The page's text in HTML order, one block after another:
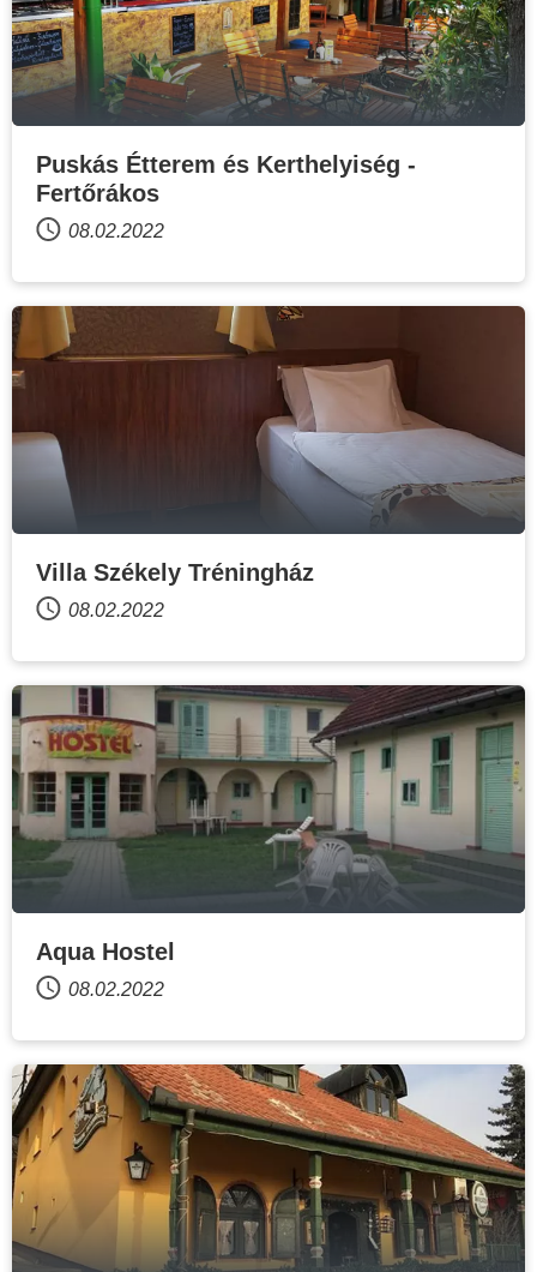
Puskás Étterem és Kerthelyiség -
Fertőrákos
08.02.2022
Villa Székely Tréningház
08.02.2022
Aqua Hostel
08.02.2022